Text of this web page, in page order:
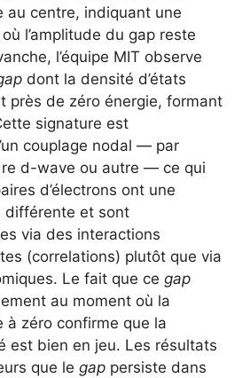
au centre, indiquant une
l’amplitude du gap reste
l’équipe MIT observe
dont la densité d’états
près de zéro énergie, formant
signature est
couplage nodal — par
d-wave ou autre — ce qui
d’électrons ont une
différente et sont
via des interactions
(correlations) plutôt que via
Le fait que ce gap
au moment où la
à zéro confirme que la
est bien en jeu. Les résultats
que le gap persiste dans